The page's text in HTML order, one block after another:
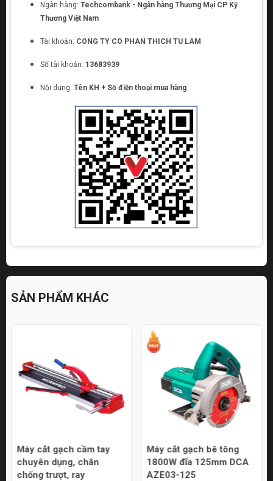
Ngân hàng: Techcombank - Ngân hàng Thương Mại CP Kỹ
Thương Việt Nam
Tài khoản: CONG TY CO PHAN THICH TU LAM
Số tài khoản: 13683939
Nội dung: Tên KH + Số điện thoại mua hàng
SẢN PHẨM KHÁC
Máy cắt gạch cầm tay
chuyên dụng, chân
chống trượt, ray
Máy cắt gạch bê tông
1800W đĩa 125mm DCA
AZE03-125